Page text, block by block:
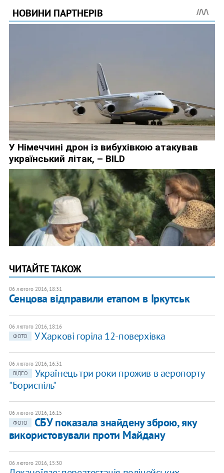
ЧИТАЙТЕ ТАКОЖ
06 лютого 2016, 18:31
Сенцова відправили етапом в Іркутськ
06 лютого 2016, 18:16
ФОТО
У Харкові горіла 12-поверхівка
06 лютого 2016, 16:31
ВІДЕО
Українець три роки прожив в аеропорту
"Бориспіль"
06 лютого 2016, 16:15
ФОТО
СБУ показала знайдену зброю, яку
використовували проти Майдану
06 лютого 2016, 15:30